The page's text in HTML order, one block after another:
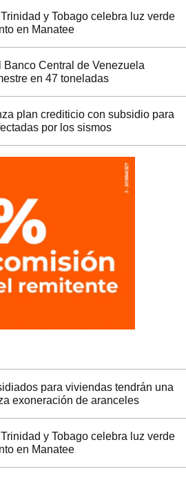
y Tobago celebra luz verde
en Manatee
Banco Central de Venezuela
en 47 toneladas
plan crediticio con subsidio para
por los sismos
para viviendas tendrán una
exoneración de aranceles
y Tobago celebra luz verde
en Manatee